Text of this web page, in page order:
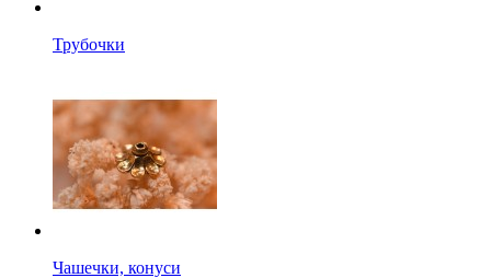
Трубочки
Чашечки, конуси